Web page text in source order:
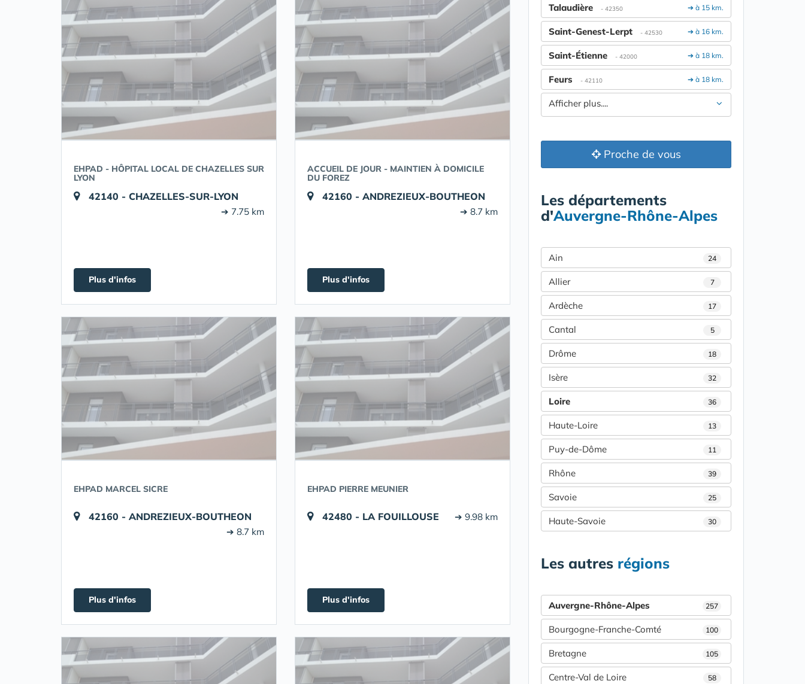
EHPAD - HÔPITAL LOCAL DE CHAZELLES SUR
LYON
42140 - CHAZELLES-SUR-LYON
➔ 7.75 km
Plus d'infos
ACCUEIL DE JOUR - MAINTIEN À DOMICILE
DU FOREZ
42160 - ANDREZIEUX-BOUTHEON
➔ 8.7 km
Plus d'infos
EHPAD MARCEL SICRE
42160 - ANDREZIEUX-BOUTHEON
➔ 8.7 km
Plus d'infos
EHPAD PIERRE MEUNIER
42480 - LA FOUILLOUSE ➔ 9.98 km
Plus d'infos
➔ à 15 km.
Talaudière - 42350
➔ à 16 km.
Saint-Genest-Lerpt - 42530
➔ à 18 km.
Saint-Étienne - 42000
➔ à 18 km.
Feurs - 42110
Afficher plus....
Proche de vous
Les départements
d'Auvergne-Rhône-Alpes
Ain 24
Allier 7
Ardèche 17
Cantal 5
Drôme 18
Isère 32
Loire 36
Haute-Loire 13
Puy-de-Dôme 11
Rhône 39
Savoie 25
Haute-Savoie 30
Les autres régions
Auvergne-Rhône-Alpes 257
Bourgogne-Franche-Comté 100
Bretagne 105
Centre-Val de Loire 58